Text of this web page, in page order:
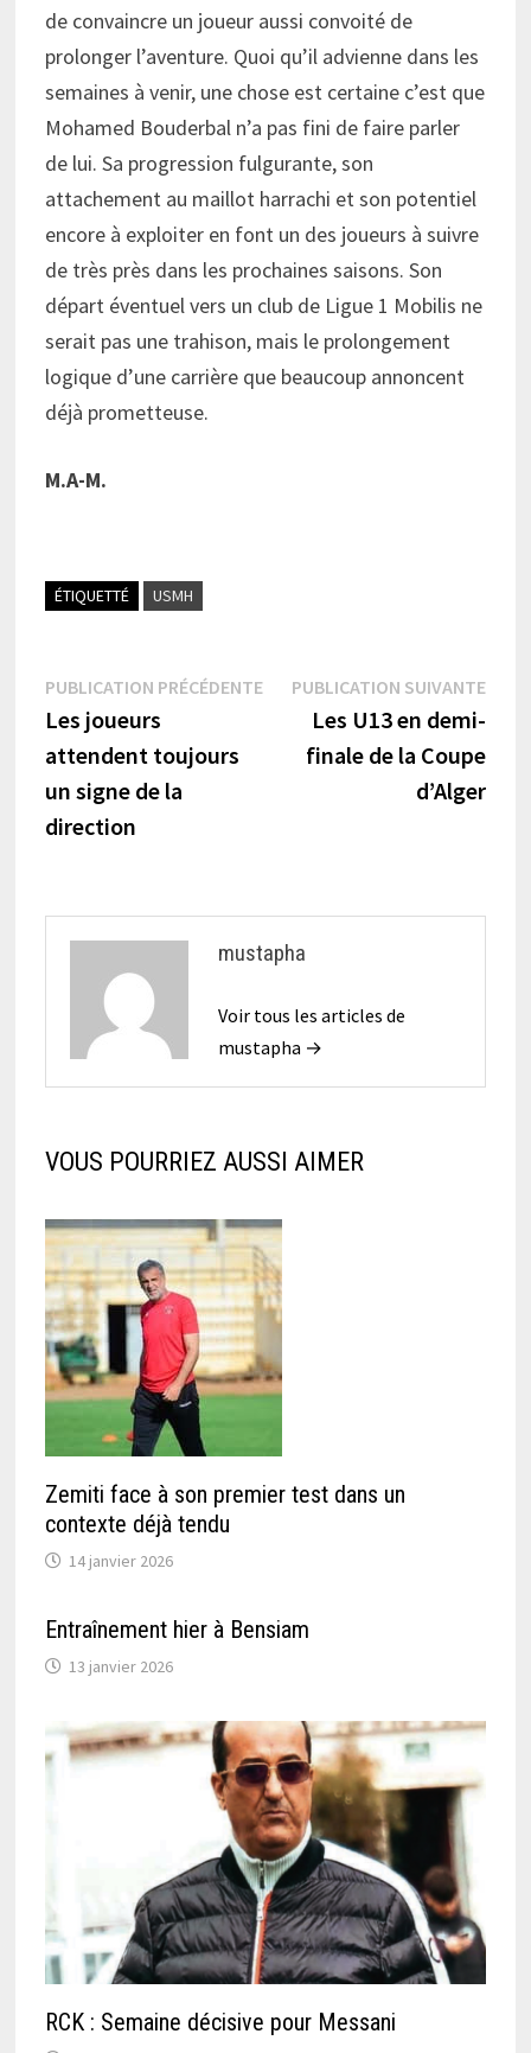
de convaincre un joueur aussi convoité de
prolonger l’aventure. Quoi qu’il advienne dans les
semaines à venir, une chose est certaine c’est que
Mohamed Bouderbal n’a pas fini de faire parler
de lui. Sa progression fulgurante, son
attachement au maillot harrachi et son potentiel
encore à exploiter en font un des joueurs à suivre
de très près dans les prochaines saisons. Son
départ éventuel vers un club de Ligue 1 Mobilis ne
serait pas une trahison, mais le prolongement
logique d’une carrière que beaucoup annoncent
déjà prometteuse.
M.A-M.
ÉTIQUETTÉ USMH
Navigation
de
l’article
PUBLICATION PRÉCÉDENTEPublication
précédente :
Les joueurs
attendent toujours
un signe de la
direction
PUBLICATION SUIVANTE
Les U13 en demi-
finale de la Coupe
d’Alger
mustapha
Voir tous les articles de
mustapha →
VOUS POURRIEZ AUSSI AIMER
Zemiti face à son premier test dans un
contexte déjà tendu
14 janvier 2026
Entraînement hier à Bensiam
13 janvier 2026
RCK : Semaine décisive pour Messani